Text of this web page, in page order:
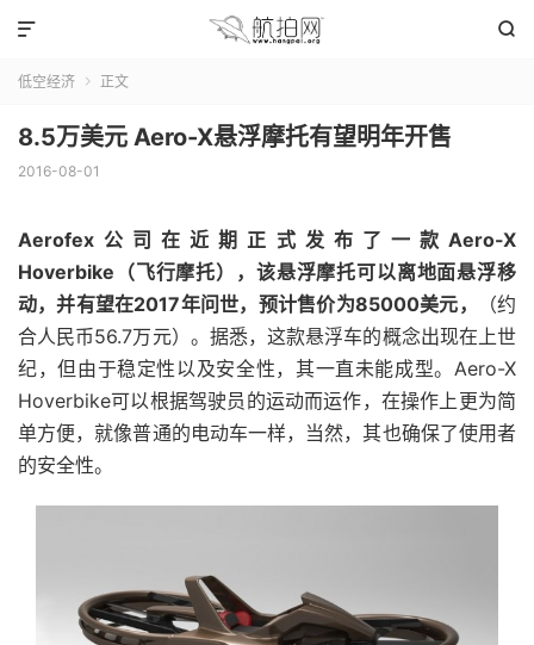


低空经济  正文
8.5万美元 Aero-X悬浮摩托有望明年开售
2016-08-01
Aerofex公司在近期正式发布了一款Aero-X
Hoverbike（飞行摩托），该悬浮摩托可以离地面悬浮移
动，并有望在2017年问世，预计售价为85000美元，
（约
合人民币56.7万元）。据悉，这款悬浮车的概念出现在上世
纪，但由于稳定性以及安全性，其一直未能成型。Aero-X
Hoverbike可以根据驾驶员的运动而运作，在操作上更为简
单方便，就像普通的电动车一样，当然，其也确保了使用者
的安全性。